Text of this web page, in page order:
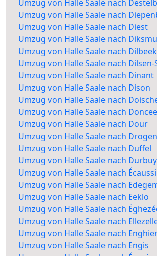
Umzug von Halle Saale nach
Umzug von Halle Saale nach
Umzug von Halle Saale nach Diest
Umzug von Halle Saale nach
Umzug von Halle Saale nach Dilbeek
Umzug von Halle Saale nach
Umzug von Halle Saale nach Dinant
Umzug von Halle Saale nach Dison
Umzug von Halle Saale nach
Umzug von Halle Saale nach
Umzug von Halle Saale nach Dour
Umzug von Halle Saale nach
Umzug von Halle Saale nach Duffel
Umzug von Halle Saale nach Durbuy
Umzug von Halle Saale nach
Umzug von Halle Saale nach
Umzug von Halle Saale nach Eeklo
Umzug von Halle Saale nach
Umzug von Halle Saale nach
Umzug von Halle Saale nach
Umzug von Halle Saale nach Engis